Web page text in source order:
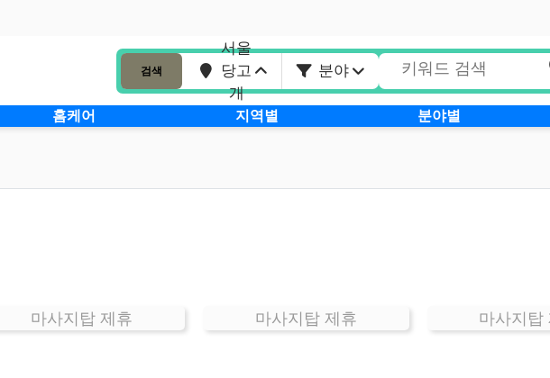
검색
서울
당고
개
분야
홈케어 지역별 분야별
마사지탑 제휴 마사지탑 제휴 마사지탑